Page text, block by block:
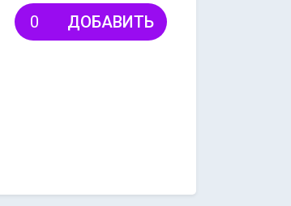
ДОБАВИТЬ